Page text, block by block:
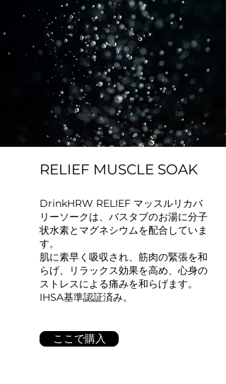
RELIEF MUSCLE SOAK
DrinkHRW RELIEF マッスルリカバ
リーソークは、バスタブのお湯に分子
状水素とマグネシウムを配合していま
す。
肌に素早く吸収され、筋肉の緊張を和
らげ、リラックス効果を高め、心身の
ストレスによる痛みを和らげます。
IHSA基準認証済み。
ここで購入